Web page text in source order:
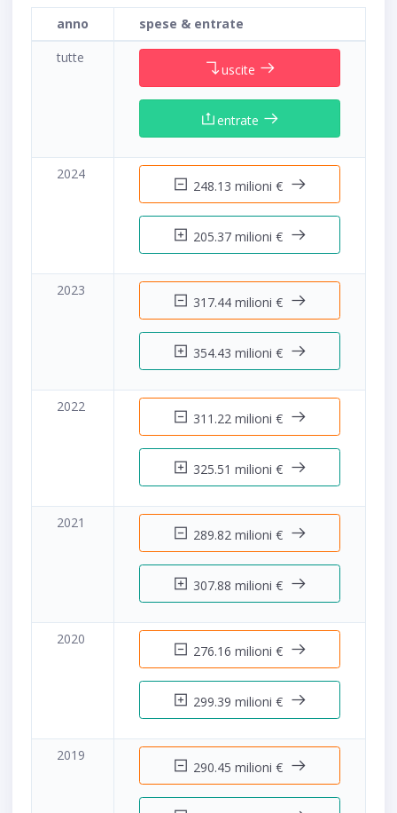
anno
spese & entrate
tutte
uscite
entrate
2024
248.13 milioni €
205.37 milioni €
2023
317.44 milioni €
354.43 milioni €
2022
311.22 milioni €
325.51 milioni €
2021
289.82 milioni €
307.88 milioni €
2020
276.16 milioni €
299.39 milioni €
2019
290.45 milioni €